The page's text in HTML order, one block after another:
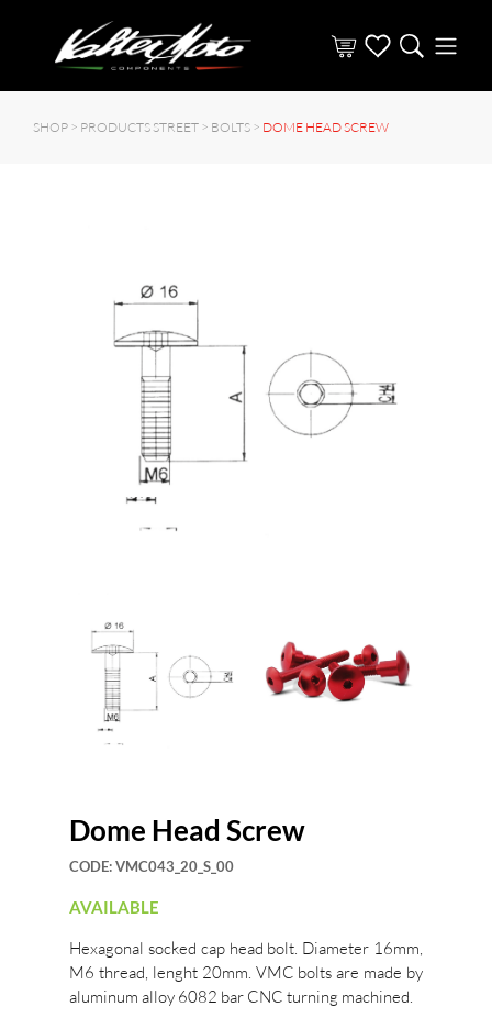
SHOP > PRODUCTS STREET > BOLTS > DOME HEAD SCREW
Dome Head Screw
CODE:VMC043_20_S_00
AVAILABLE
Hexagonal socked cap head bolt. Diameter 16mm,
M6 thread, lenght 20mm. VMC bolts are made by
aluminum alloy 6082 bar CNC turning machined.